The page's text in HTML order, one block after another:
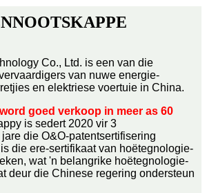
Co., Ltd. is een van die
van nuwe energie-
en elektriese voertuie in China.
goed verkoop in meer as 60
is sedert 2020 vir 3
die O&O-patentsertifisering
die ere-sertifikaat van hoëtegnologie-
wat 'n belangrike hoëtegnologie-
deur die Chinese regering ondersteun